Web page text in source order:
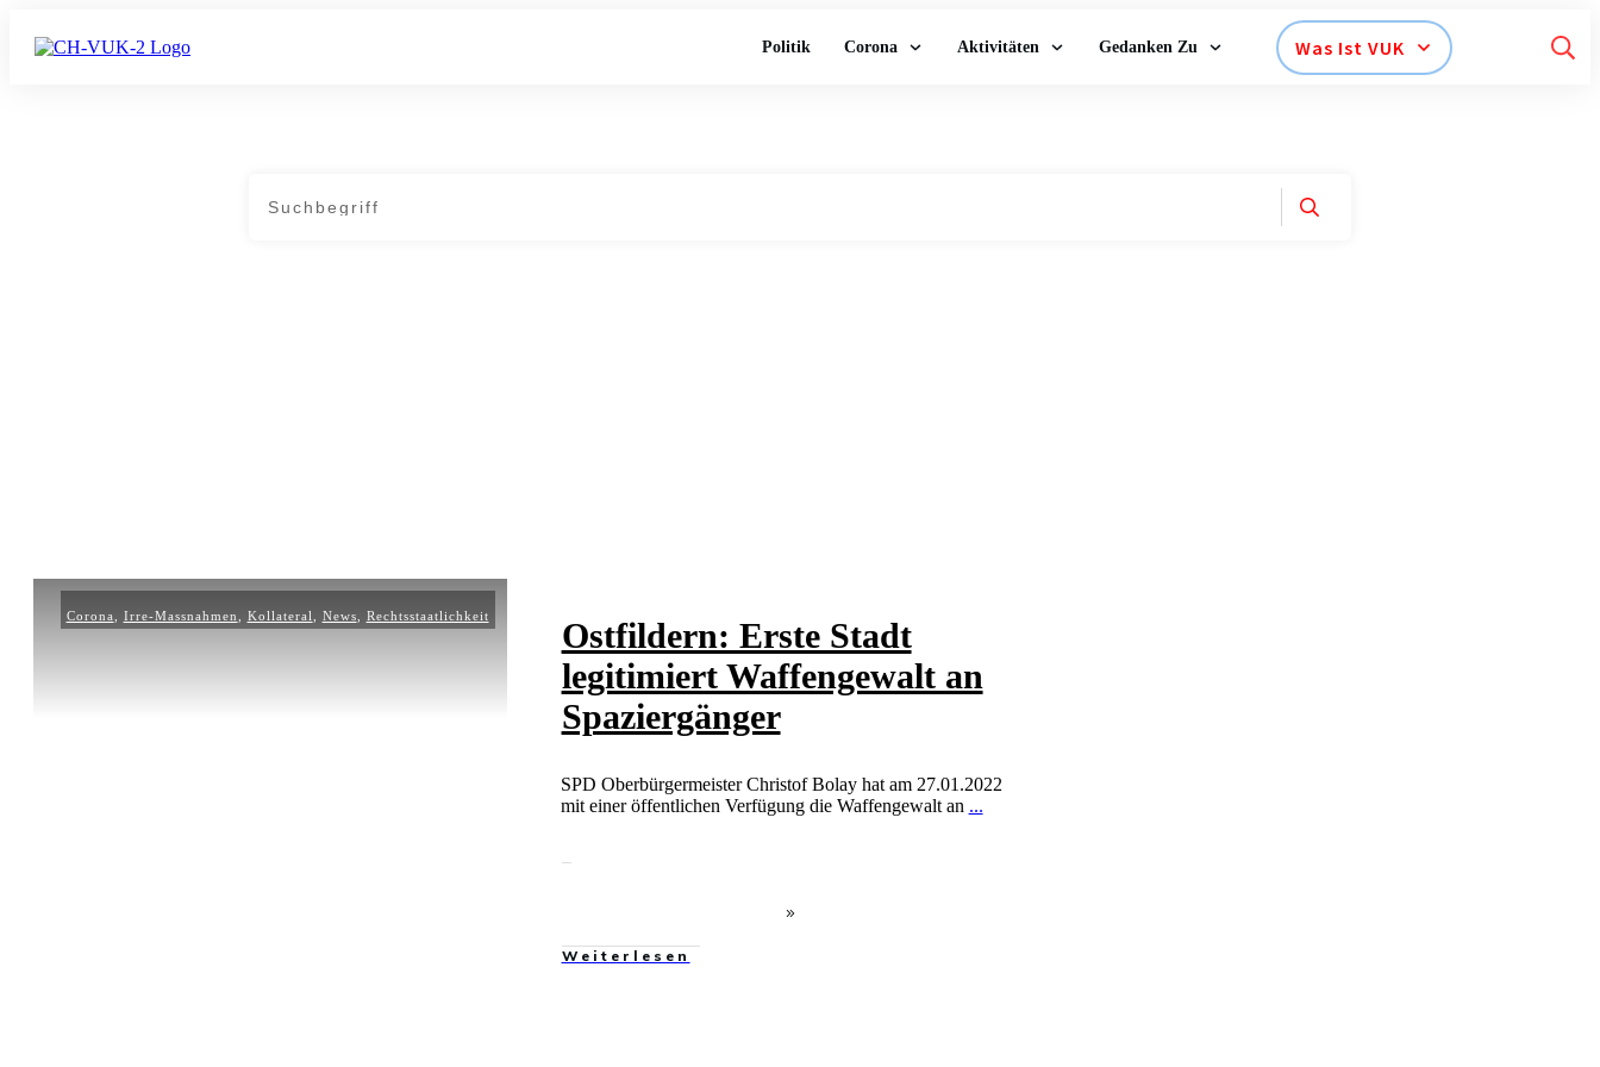
Politik Corona Aktivitäten Gedanken Zu Was Ist VUK
Corona Irre-Massnahmen Kollateral News Rechtsstaatlichkeit
Ostfildern: Erste Stadt
legitimiert Waffengewalt an
Spaziergänger
SPD Oberbürgermeister Christof Bolay hat am 27.01.2022
mit einer öffentlichen Verfügung die Waffengewalt an ...
Weiterlesen